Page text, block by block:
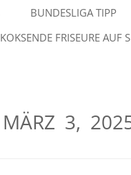
BUNDESLIGA TIPP
KOKSENDE FRISEURE AUF
MÄRZ 3,